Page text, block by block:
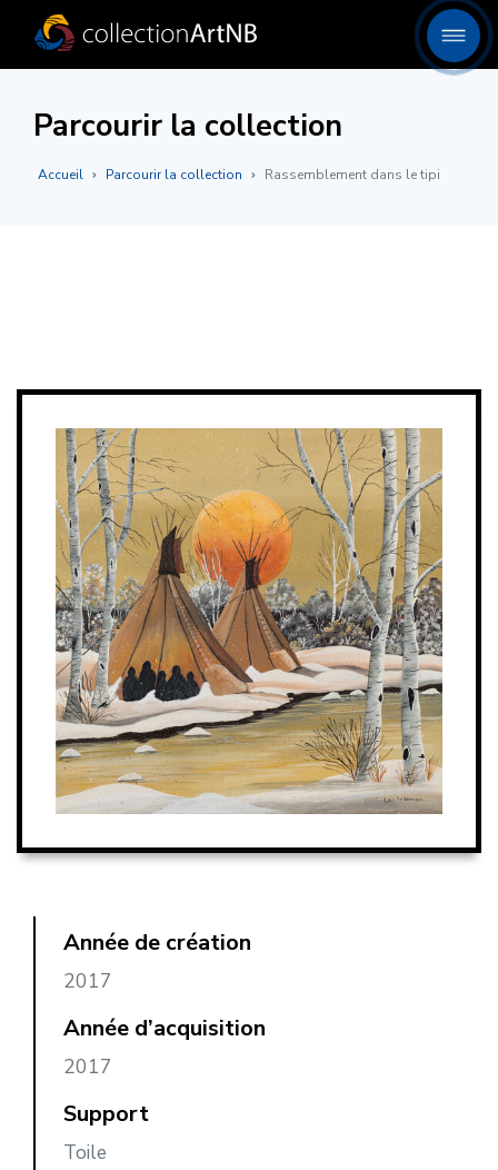
Parcourir la collection
Accueil Parcourir la collection Rassemblement dans le tipi
Année de création
2017
Année d’acquisition
2017
Support
Toile